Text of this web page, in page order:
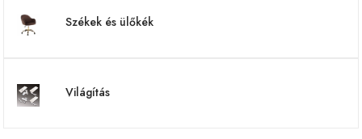
Székek és ülőkék
Világítás